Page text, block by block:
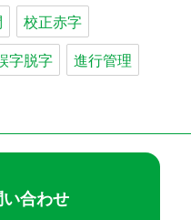
校正赤字
字脱字 進行管理
い合わせ